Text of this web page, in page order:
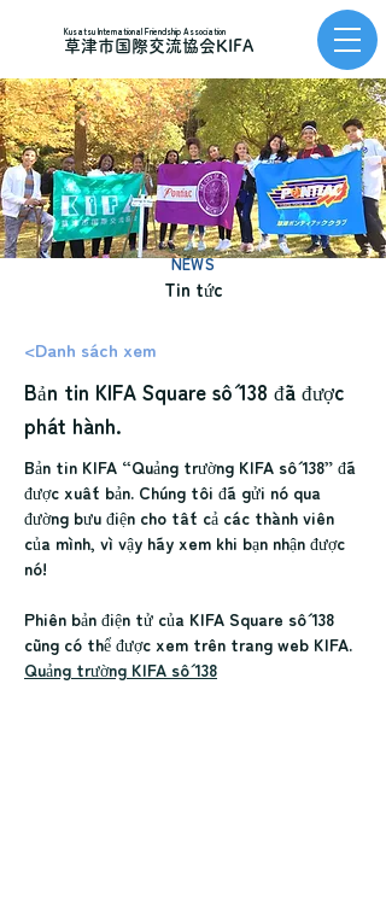
Kusatsu International Friendship Association
草津市国際交流協会KIFA
NEWS
Tin tức
<Danh sách xem
Bản tin KIFA Square số 138 đã được
phát hành.
Bản tin KIFA “Quảng trường KIFA số 138” đã
được xuất bản. Chúng tôi đã gửi nó qua
đường bưu điện cho tất cả các thành viên
của mình, vì vậy hãy xem khi bạn nhận được
nó!
Phiên bản điện tử của KIFA Square số 138
cũng có thể được xem trên trang web KIFA.
Quảng trường KIFA số 138